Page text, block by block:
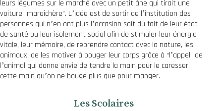
leurs légumes sur le marché avec un petit âne qui tirait une
voiture “maraîchère”. Lʼidée est de sortir de lʼinstitution des
personnes qui nʼen ont plus lʼoccasion soit du fait de leur état
de santé ou leur isolement social afin de stimuler leur énergie
vitale, leur mémoire, de reprendre contact avec la nature, les
animaux, de les motiver à bouger leur corps grâce à “lʼappel” de
lʼanimal qui donne envie de tendre la main pour le caresser,
cette main quʼon ne bouge plus que pour manger.
Les Scolaires